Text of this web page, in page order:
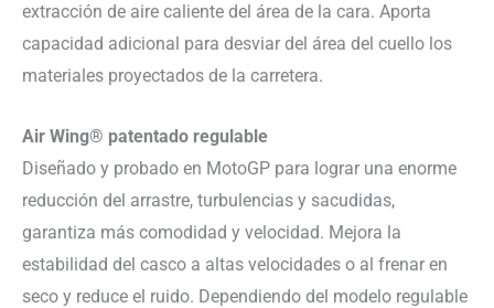
extracción de aire caliente del área de la cara. Aporta
capacidad adicional para desviar del área del cuello los
materiales proyectados de la carretera.
Air Wing® patentado regulable
Diseñado y probado en MotoGP para lograr una enorme
reducción del arrastre, turbulencias y sacudidas,
garantiza más comodidad y velocidad. Mejora la
estabilidad del casco a altas velocidades o al frenar en
seco y reduce el ruido. Dependiendo del modelo regulable